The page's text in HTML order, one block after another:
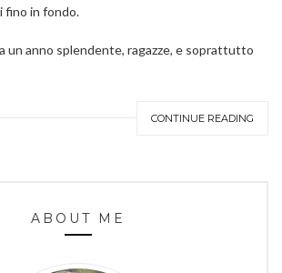
fino in fondo.
un anno splendente, ragazze, e soprattutto
CONTINUE READING
ABOUT ME